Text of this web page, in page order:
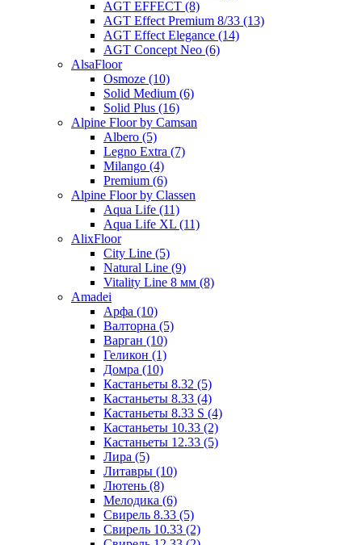
AGT EFFECT (8)
AGT Effect Premium 8/33 (13)
AGT Effect Elegance (14)
AGT Concept Neo (6)
AlsaFloor
Osmoze (10)
Solid Medium (6)
Solid Plus (16)
Alpine Floor by Camsan
Albero (5)
Legno Extra (7)
Milango (4)
Premium (6)
Alpine Floor by Classen
Aqua Life (11)
Aqua Life XL (11)
AlixFloor
City Line (5)
Natural Line (9)
Vitality Line 8 мм (8)
Amadei
Арфа (10)
Валторна (5)
Варган (10)
Геликон (1)
Домра (10)
Кастаньеты 8.32 (5)
Кастаньеты 8.33 (4)
Кастаньеты 8.33 S (4)
Кастаньеты 10.33 (2)
Кастаньеты 12.33 (5)
Лира (5)
Литавры (10)
Лютень (8)
Мелодика (6)
Свирель 8.33 (5)
Свирель 10.33 (2)